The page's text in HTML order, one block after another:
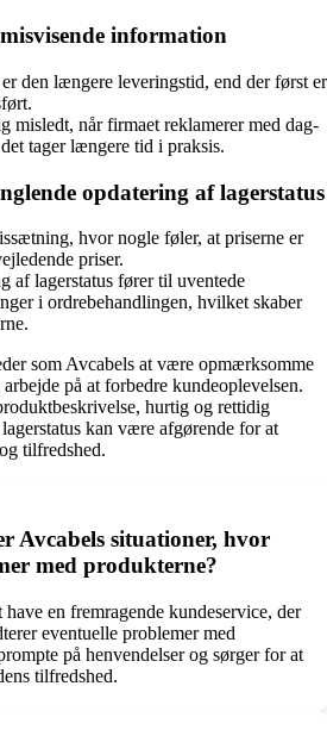
information
den længere leveringstid, end der først er
misledt, når firmaet reklamerer med dag-
tager længere tid i praksis.
opdatering af lagerstatus
hvor nogle føler, at priserne er
priser.
af lagerstatus fører til uventede
i ordrebehandlingen, hvilket skaber
som Avcabels at være opmærksomme
på at forbedre kundeoplevelsen.
hurtig og rettidig
kan være afgørende for at
tilfredshed.
Avcabels situationer, hvor
med produkterne?
en fremragende kundeservice, der
eventuelle problemer med
på henvendelser og sørger for at
tilfredshed.